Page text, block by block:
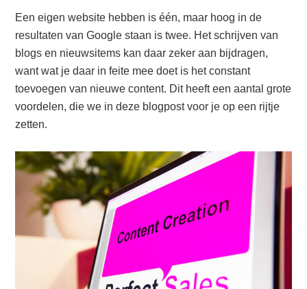
Een eigen website hebben is één, maar hoog in de
resultaten van Google staan is twee. Het schrijven van
blogs en nieuwsitems kan daar zeker aan bijdragen,
want wat je daar in feite mee doet is het constant
toevoegen van nieuwe content. Dit heeft een aantal grote
voordelen, die we in deze blogpost voor je op een rijtje
zetten.